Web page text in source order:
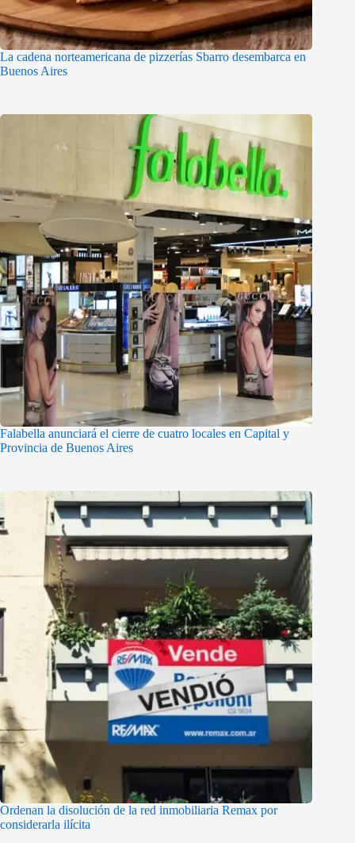
La cadena norteamericana de pizzerías Sbarro desembarca en
Buenos Aires
Falabella anunciará el cierre de cuatro locales en Capital y
Provincia de Buenos Aires
Ordenan la disolución de la red inmobiliaria Remax por
considerarla ilícita